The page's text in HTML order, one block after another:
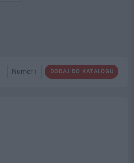
DODAJ DO KATALOGU
Numer ↑